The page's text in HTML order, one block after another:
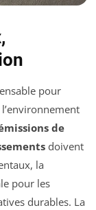
pour
de
doivent
la
pour les
durables. La